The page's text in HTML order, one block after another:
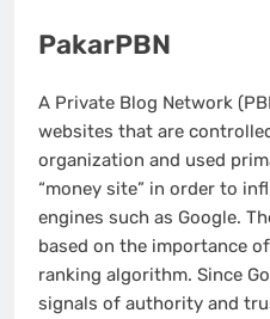
PakarPBN
A Private Blog Network
websites that are
organization and used
“money site” in order to
engines such as Google.
based on the importance
ranking algorithm. Since
signals of authority and